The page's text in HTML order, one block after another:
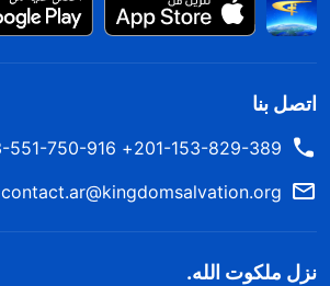
اتصل بنا
201-153-829-389+ 213-551-750-916+
contact.ar@kingdomsalvation.org
نزل ملكوت الله.